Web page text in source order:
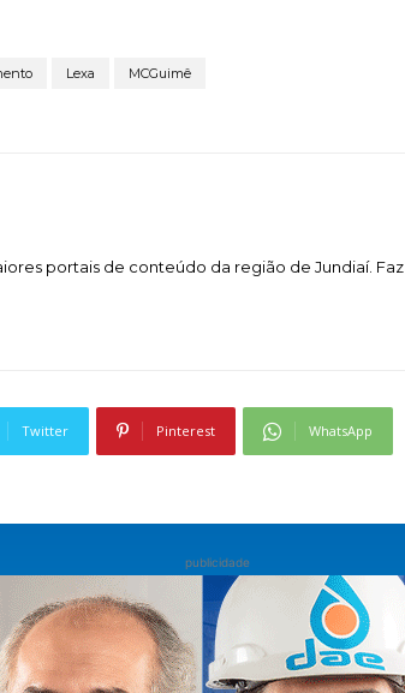
Lexa MCGuimê
portais de conteúdo da região de Jundiaí. Faz
Twitter Pinterest WhatsApp
publicidade